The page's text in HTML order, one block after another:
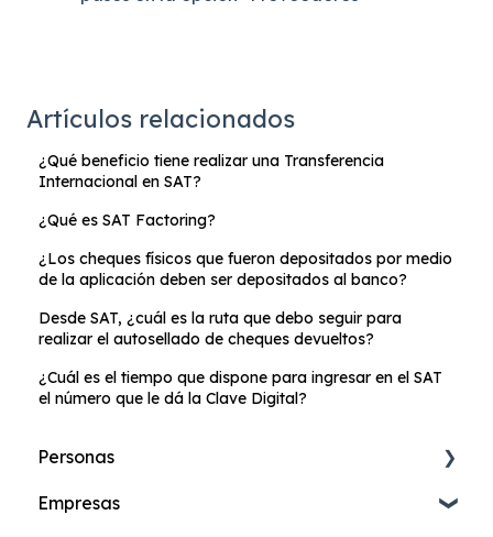
Artículos relacionados
¿Qué beneficio tiene realizar una Transferencia
Internacional en SAT?
¿Qué es SAT Factoring?
¿Los cheques físicos que fueron depositados por medio
de la aplicación deben ser depositados al banco?
Desde SAT, ¿cuál es la ruta que debo seguir para
realizar el autosellado de cheques devueltos?
¿Cuál es el tiempo que dispone para ingresar en el SAT
el número que le dá la Clave Digital?
Personas
Cuenta de Ahorros Online
Empresas